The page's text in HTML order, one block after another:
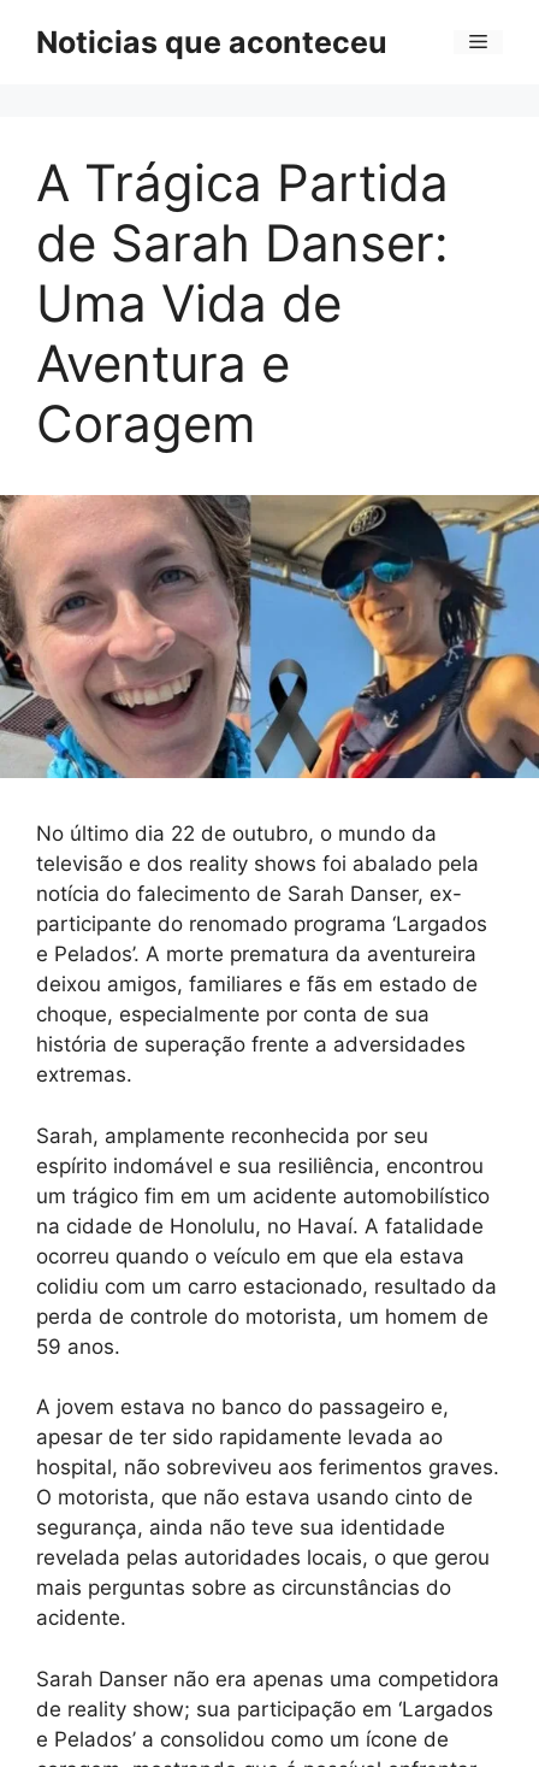
Noticias que aconteceu Menu
A Trágica Partida
de Sarah Danser:
Uma Vida de
Aventura e
Coragem
No último dia 22 de outubro, o mundo da
televisão e dos reality shows foi abalado pela
notícia do falecimento de Sarah Danser, ex-
participante do renomado programa ‘Largados
e Pelados’. A morte prematura da aventureira
deixou amigos, familiares e fãs em estado de
choque, especialmente por conta de sua
história de superação frente a adversidades
extremas.
Sarah, amplamente reconhecida por seu
espírito indomável e sua resiliência, encontrou
um trágico fim em um acidente automobilístico
na cidade de Honolulu, no Havaí. A fatalidade
ocorreu quando o veículo em que ela estava
colidiu com um carro estacionado, resultado da
perda de controle do motorista, um homem de
59 anos.
A jovem estava no banco do passageiro e,
apesar de ter sido rapidamente levada ao
hospital, não sobreviveu aos ferimentos graves.
O motorista, que não estava usando cinto de
segurança, ainda não teve sua identidade
revelada pelas autoridades locais, o que gerou
mais perguntas sobre as circunstâncias do
acidente.
Sarah Danser não era apenas uma competidora
de reality show; sua participação em ‘Largados
e Pelados’ a consolidou como um ícone de